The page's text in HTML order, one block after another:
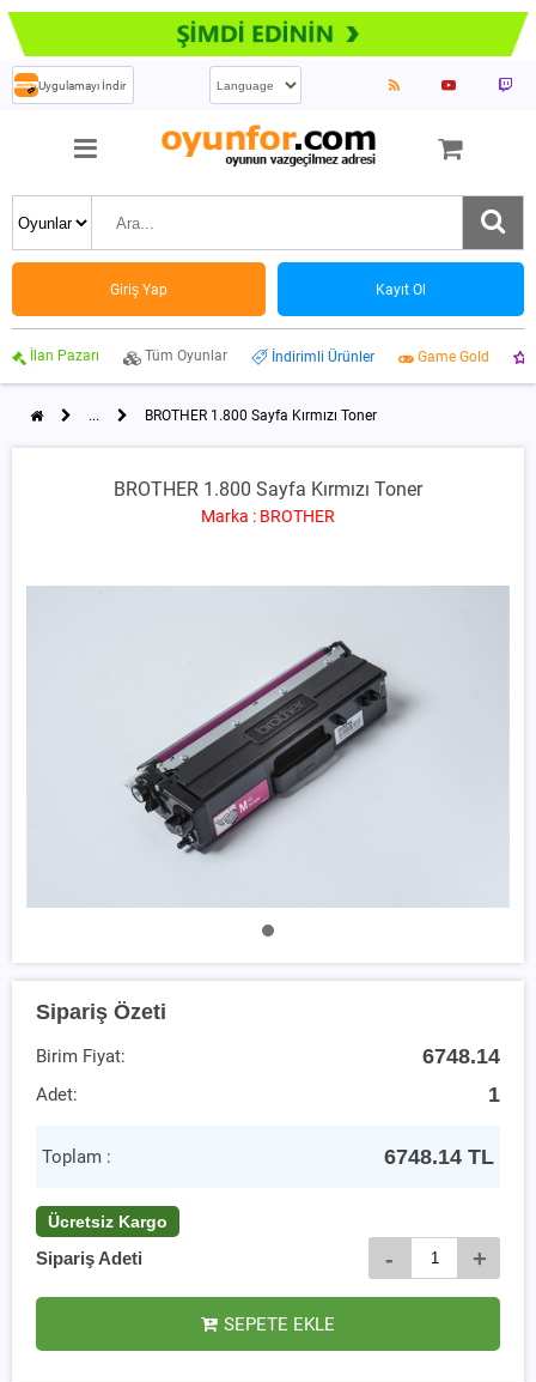
Uygulamayı İndir
Giriş Yap Kayıt Ol
İlan Pazarı Tüm Oyunlar İndirimli Ürünler Game Gold
... BROTHER 1.800 Sayfa Kırmızı Toner
BROTHER 1.800 Sayfa Kırmızı Toner
Marka : BROTHER
Sipariş Özeti
Birim Fiyat: 6748.14
Adet: 1
Toplam : 6748.14 TL
Ücretsiz Kargo
Sipariş Adeti - +
SEPETE EKLE